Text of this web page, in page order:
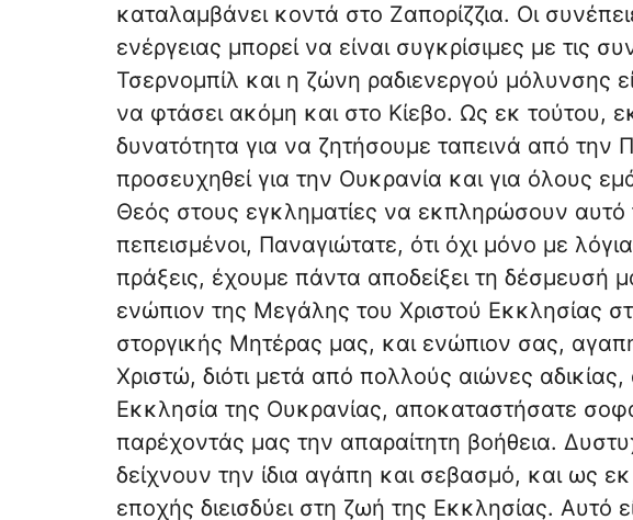
καταλαμβάνει κοντά στο Ζαπορίζζια. Οι
ενέργειας μπορεί να είναι συγκρίσιμες με τις
Τσερνομπίλ και η ζώνη ραδιενεργού μόλυνσης
να φτάσει ακόμη και στο Κίεβο. Ως εκ τούτου,
δυνατότητα για να ζητήσουμε ταπεινά από την
προσευχηθεί για την Ουκρανία και για όλους
Θεός στους εγκληματίες να εκπληρώσουν αυτό
πεπεισμένοι, Παναγιώτατε, ότι όχι μόνο με
πράξεις, έχουμε πάντα αποδείξει τη δέσμευσή
ενώπιον της Μεγάλης του Χριστού Εκκλησίας
στοργικής Μητέρας μας, και ενώπιον σας,
Χριστώ, διότι μετά από πολλούς αιώνες
Εκκλησία της Ουκρανίας, αποκαταστήσατε
παρέχοντάς μας την απαραίτητη βοήθεια.
δείχνουν την ίδια αγάπη και σεβασμό, και ως
εποχής διεισδύει στη ζωή της Εκκλησίας. Αυτό